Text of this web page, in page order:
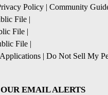
Policy | Community
File |
File |
File |
| Do Not Sell My
EMAIL ALERTS